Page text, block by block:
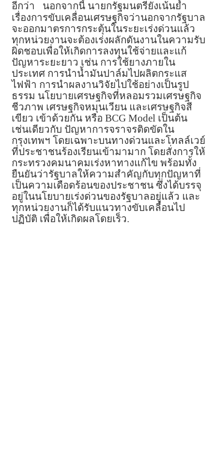
อีกว่า
นอกจากนี้ นายกรัฐมนตรียังเน้นย้ำ
เรื่องการขับเคลื่อนเศรษฐกิจว่านอกจากรัฐบาล
จะออกมาตรการกระตุ้นในระยะเร่งด่วนแล้ว
ทุกหน่วยงานจะต้องเร่งผลักดันงานในความรับ
ผิดชอบเพื่อให้เกิดการลงทุนใช้จ่ายและแก้
ปัญหาระยะยาว เช่น การใช้ยางภายใน
ประเทศ การนำน้ำมันปาล์มไปผลิตกระแส
ไฟฟ้า การนำผลงานวิจัยไปใช้อย่างเป็นรูป
ธรรม นโยบายเศรษฐกิจที่หลอมรวมเศรษฐกิจ
ชีวภาพ เศรษฐกิจหมุนเวียน และเศรษฐกิจสี
เขียว เข้าด้วยกัน หรือ BCG Model เป็นต้น
เช่นเดียวกับ ปัญหาการจราจรติดขัดใน
กรุงเทพฯ โดยเฉพาะบนทางด่วนและโทลล์เวย์
ที่ประชาชนร้องเรียนเข้ามามาก โดยสั่งการให้
กระทรวงคมนาคมเร่งหาทางแก้ไข พร้อมทั้ง
ยืนยันว่ารัฐบาลให้ความสำคัญกับทุกปัญหาที่
เป็นความเดือดร้อนของประชาชน ซึ่งได้บรรจุ
อยู่ในนโยบายเร่งด่วนของรัฐบาลอยู่แล้ว และ
ทุกหน่วยงานก็ได้รับแนวทางขับเคลื่อนไป
ปฏิบัติ เพื่อให้เกิดผลโดยเร็ว.